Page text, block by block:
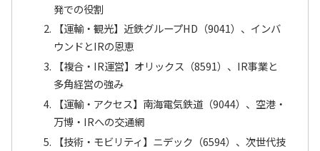
発での役割
【運輸・観光】近鉄グループHD（9041）、インバ
ウンドとIRの恩恵
【複合・IR運営】オリックス（8591）、IR事業と
多角経営の強み
【運輸・アクセス】南海電気鉄道（9044）、空港・
万博・IRへの交通網
【技術・モビリティ】ニデック（6594）、次世代技